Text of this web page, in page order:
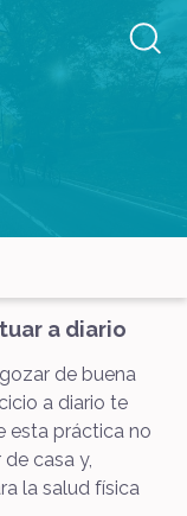
a diario
de buena
a diario te
esta práctica no
casa y,
la salud física